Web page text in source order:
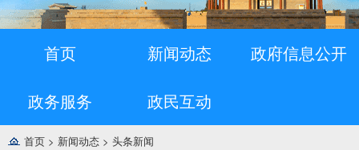
首页 新闻动态 政府信息公开
政务服务 政民互动
首页 > 新闻动态 > 头条新闻